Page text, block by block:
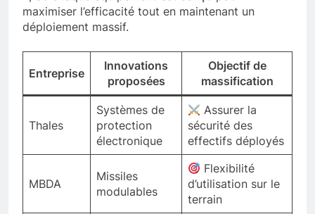
», où chaque équipement est conçu pour
maximiser l’efficacité tout en maintenant un
Innovations
proposées
Objectif de
massification
Systèmes de
protection
électronique
Assurer la
sécurité des
effectifs déployés
Missiles
Flexibilité
d’utilisation sur le